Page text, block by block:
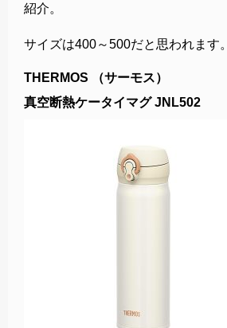
紹介。
サイズは400～500だと思われます。
THERMOS （サーモス）
真空断熱ケータイマグ JNL502